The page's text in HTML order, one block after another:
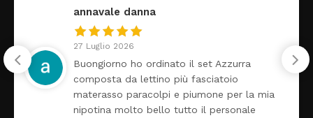
annavale danna
27 Luglio 2026
Buongiorno ho ordinato il set Azzurra
composta da lettino più fasciatoio
materasso paracolpi e piumone per la mia
nipotina molto bello tutto il personale